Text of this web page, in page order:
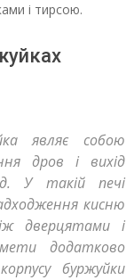
і тирсою.
являє собою
дров і вихід
У такій печі
кисню
дверцятами і
додатково
буржуйки